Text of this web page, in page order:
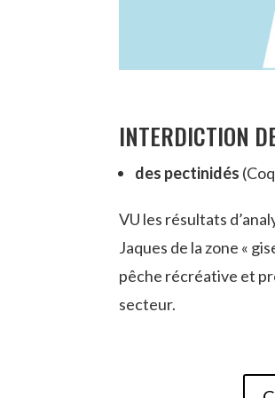
INTERDICTION
des pectinidés
VU les résultats
Jaques de la zone «
pêche récréative et
secteur.